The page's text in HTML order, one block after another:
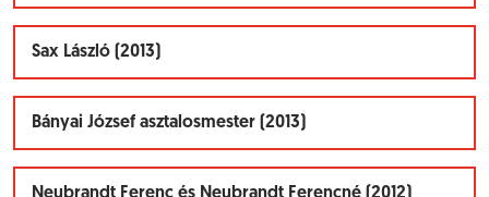
Sax László (2013)
Bányai József asztalosmester (2013)